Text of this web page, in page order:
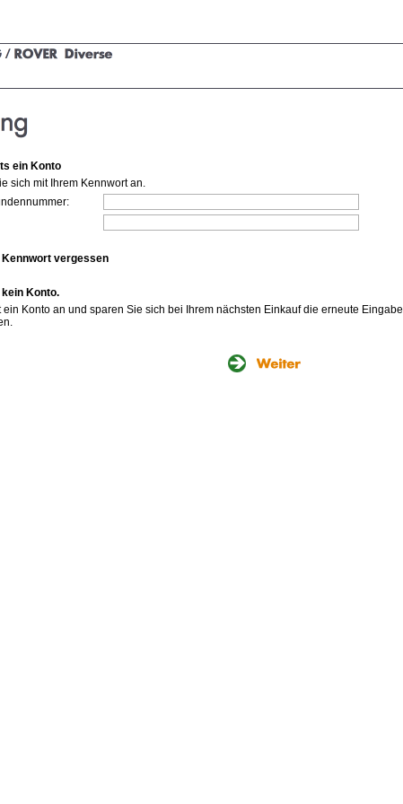
ein Konto
sich mit Ihrem Kennwort an.
Kennwort vergessen
kein Konto.
ein Konto an und sparen Sie sich bei Ihrem nächsten Einkauf die erneute Eingabe